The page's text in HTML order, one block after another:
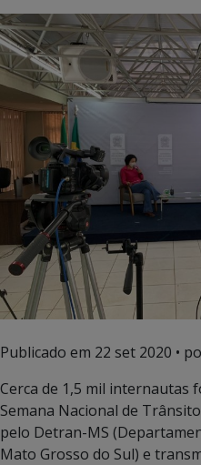
Publicado em 22 set 2020 •
Cerca de 1,5 mil internautas
Semana Nacional de
pelo Detran-MS
Mato Grosso do Sul) e